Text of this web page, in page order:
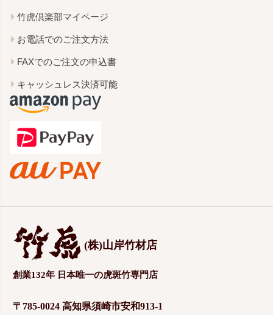
竹虎倶楽部マイページ
お電話でのご注文方法
FAXでのご注文の申込書
キャッシュレス決済可能
(株)山岸竹材店
創業132年 日本唯一の虎斑竹専門店
〒785-0024 高知県須崎市安和913-1